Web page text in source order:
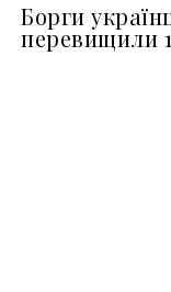
Борги
перевищили